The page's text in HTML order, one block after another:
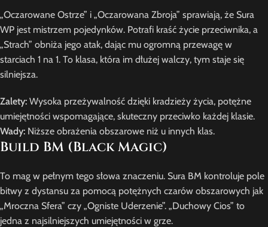
„Oczarowane Ostrze” i „Oczarowana Zbroja” sprawiają, że Sura
WP jest mistrzem pojedynków. Potrafi kraść życie przeciwnika, a
„Strach” obniża jego atak, dając mu ogromną przewagę w
starciach 1 na 1. To klasa, która im dłużej walczy, tym staje się
silniejsza.
Zalety: Wysoka przeżywalność dzięki kradzieży życia, potężne
umiejętności wspomagające, skuteczny przeciwko każdej klasie.
Wady: Niższe obrażenia obszarowe niż u innych klas.
Build BM (Black Magic)
To mag w pełnym tego słowa znaczeniu. Sura BM kontroluje pole
bitwy z dystansu za pomocą potężnych czarów obszarowych jak
„Mroczna Sfera” czy „Ogniste Uderzenie”. „Duchowy Cios” to
jedna z najsilniejszych umiejętności w grze.